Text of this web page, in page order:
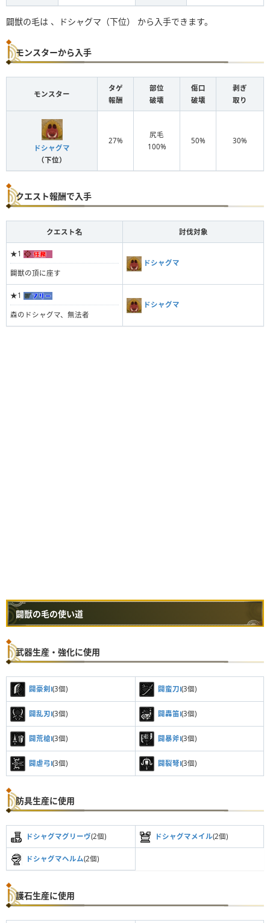
闢獣の毛は 、ドシャグマ（下位） から入手できます。
モンスターから入手
モンスター
タゲ
報酬
部位
破壊
傷口
破壊
剥ぎ
取り
ドシャグマ
（下位）
27%
尻毛
100%
50% 30%
クエスト報酬で入手
クエスト名 討伐対象
★1
闢獣の頂に座す
ドシャグマ
★1
森のドシャグマ、無法者
ドシャグマ
闢獣の毛の使い道
武器生産・強化に使用
闢豪剣Ⅰ(3個) 闢蛮刀Ⅰ(3個)
闢乱刃Ⅰ(3個) 闢轟笛Ⅰ(3個)
闢荒槍Ⅰ(3個) 闢暴斧Ⅰ(3個)
闢虐弓Ⅰ(3個) 闢裂弩Ⅰ(3個)
防具生産に使用
ドシャグマグリーヴ(2個) ドシャグマメイル(2個)
ドシャグマヘルム(2個)
護石生産に使用